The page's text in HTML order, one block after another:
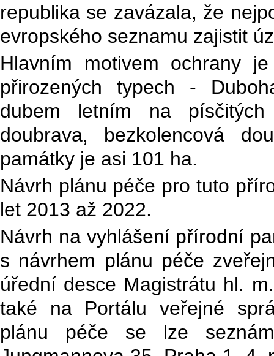
republika se zavázala, že
evropského seznamu zajistit
Hlavním motivem ochrany
přirozených typech -
dubem letním na
doubrava, bezkolencová
památky je asi 101 ha.
Návrh plánu péče pro tuto
let 2013 až 2022.
Návrh na vyhlášení přírodní
s návrhem plánu péče
úřední desce Magistrátu hl.
také na Portálu veřejné
plánu péče se lze